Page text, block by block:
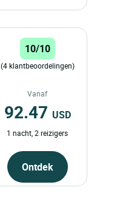
10/10
(4 klantbeoordelingen)
Vanaf
92.47 USD
1 nacht, 2 reizigers
Ontdek